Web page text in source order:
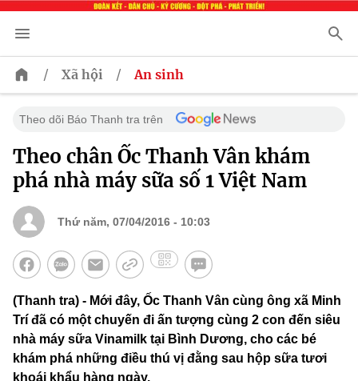
/ Xã hội / An sinh
Theo dõi Báo Thanh tra trên
Theo chân Ốc Thanh Vân khám
phá nhà máy sữa số 1 Việt Nam
Thứ năm, 07/04/2016 - 10:03
(Thanh tra) - Mới đây, Ốc Thanh Vân cùng ông xã Minh
Trí đã có một chuyến đi ấn tượng cùng 2 con đến siêu
nhà máy sữa Vinamilk tại Bình Dương, cho các bé
khám phá những điều thú vị đằng sau hộp sữa tươi
khoái khẩu hàng ngày.